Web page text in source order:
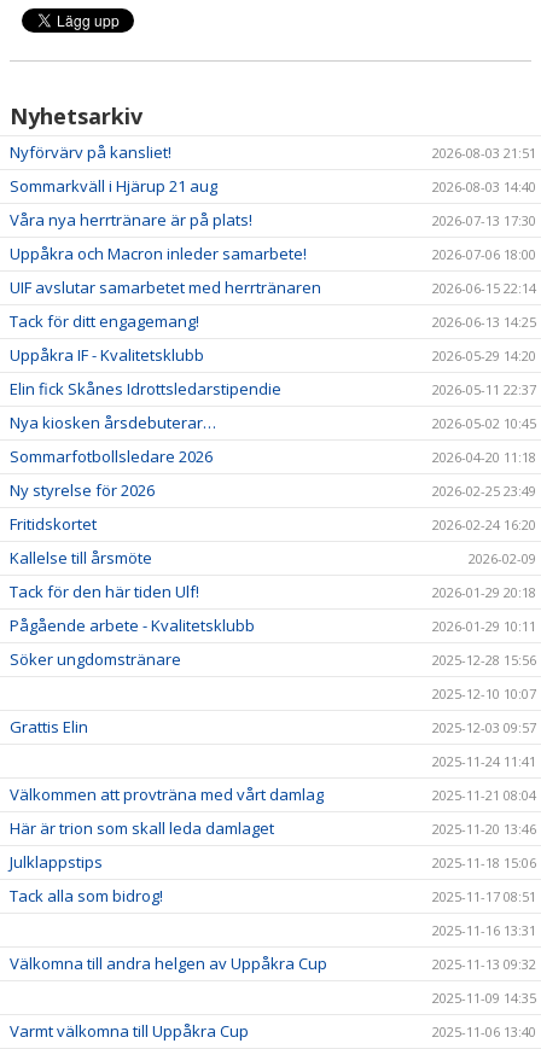
Nyhetsarkiv
Nyförvärv på kansliet! 2026-08-03 21:51
Sommarkväll i Hjärup 21 aug 2026-08-03 14:40
Våra nya herrtränare är på plats! 2026-07-13 17:30
Uppåkra och Macron inleder samarbete! 2026-07-06 18:00
UIF avslutar samarbetet med herrtränaren 2026-06-15 22:14
Tack för ditt engagemang! 2026-06-13 14:25
Uppåkra IF - Kvalitetsklubb 2026-05-29 14:20
Elin fick Skånes Idrottsledarstipendie 2026-05-11 22:37
Nya kiosken årsdebuterar… 2026-05-02 10:45
Sommarfotbollsledare 2026 2026-04-20 11:18
Ny styrelse för 2026 2026-02-25 23:49
Fritidskortet 2026-02-24 16:20
Kallelse till årsmöte 2026-02-09
Tack för den här tiden Ulf! 2026-01-29 20:18
Pågående arbete - Kvalitetsklubb 2026-01-29 10:11
Söker ungdomstränare
2025-12-28 15:56
2025-12-10 10:07
Grattis Elin
2025-12-03 09:57
2025-11-24 11:41
Välkommen att provträna med vårt damlag 2025-11-21 08:04
Här är trion som skall leda damlaget 2025-11-20 13:46
Julklappstips 2025-11-18 15:06
Tack alla som bidrog!
2025-11-17 08:51
2025-11-16 13:31
Välkomna till andra helgen av Uppåkra Cup
2025-11-13 09:32
2025-11-09 14:35
Varmt välkomna till Uppåkra Cup 2025-11-06 13:40